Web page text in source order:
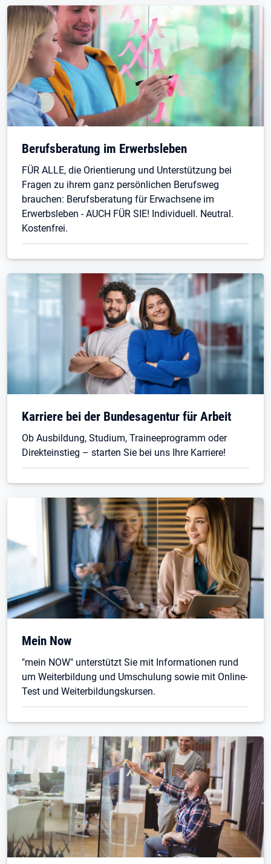
Öffnet in neuem Tab
Berufsberatung im Erwerbsleben
FÜR ALLE, die Orientierung und Unterstützung bei
Fragen zu ihrem ganz persönlichen Berufsweg
brauchen: Berufsberatung für Erwachsene im
Erwerbsleben - AUCH FÜR SIE! Individuell. Neutral.
Kostenfrei.
Öffnet in neuem Tab
Karriere bei der Bundesagentur für Arbeit
Ob Ausbildung, Studium, Traineeprogramm oder
Direkteinstieg – starten Sie bei uns Ihre Karriere!
Mein Now
"mein NOW" unterstützt Sie mit Informationen rund
um Weiterbildung und Umschulung sowie mit Online-
Test und Weiterbildungskursen.